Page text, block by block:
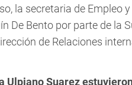
la secretaria de Empleo
De Bento por parte de la
de Relaciones
Ulpiano Suarez